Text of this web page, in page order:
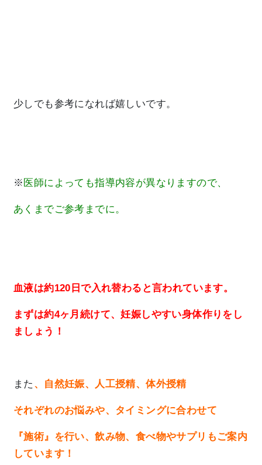
少しでも参考になれば嬉しいです。
※ 医師によっても指導内容が異なりますので、
あくまでご参考までに。
血液は約120日で入れ替わると言われています。
まずは約4ヶ月続けて、妊娠しやすい身体作りをし
ましょう！
また 、自然妊娠、人工授精、体外授精
それぞれのお悩みや、タイミングに合わせて
『施術』を行い、飲み物、食べ物やサプリもご案内
しています！